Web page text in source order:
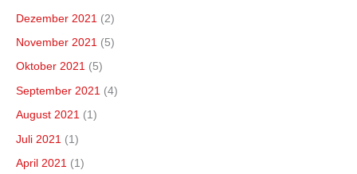
Dezember 2021 (2)
November 2021 (5)
Oktober 2021 (5)
September 2021 (4)
August 2021 (1)
Juli 2021 (1)
April 2021 (1)